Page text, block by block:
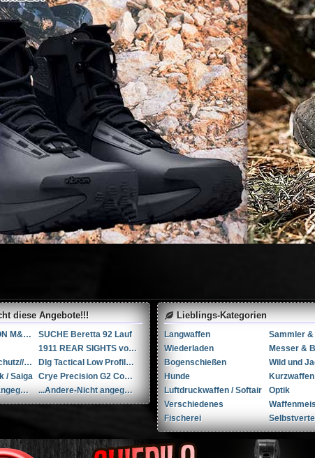
diese Angebote!!!
SMITH & WESSON M&P 9-M2.0 PERFORMANCE CENTER 5” Ported
SUCHE Beretta 92 Lauf
1911 REAR SIGHTS von NOVAK
Hexagon Handschutz// AK / Saiga
Dlg Tactical Low Profile Folding Visier-Set // NEU in der Verpackung
/ Saiga
Crye Precision G2 Combat Pants (30R)
...Andere-Nicht angegeben Rohm mod. 17 .38 Special / 9x29mmR
...Andere-Nicht angegeben Liège cal. 12 12
Lieblings-Kategorien
Langwaffen
Wiederladen
Messer &
Bogenschießen
Wild und
Hunde
Kurzwaffen
Luftdruckwaffen / Softair
Optik
Verschiedenes
Fischerei